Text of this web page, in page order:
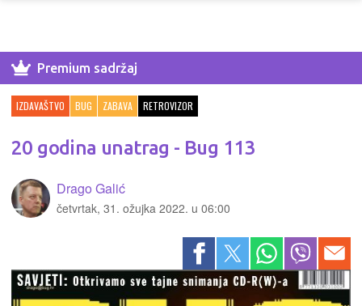
Premium sadržaj
IZDAVAŠTVO BUG ZABAVA RETROVIZOR
20 godina unatrag - Bug 113
Drago Galić
četvrtak, 31. ožujka 2022. u 06:00